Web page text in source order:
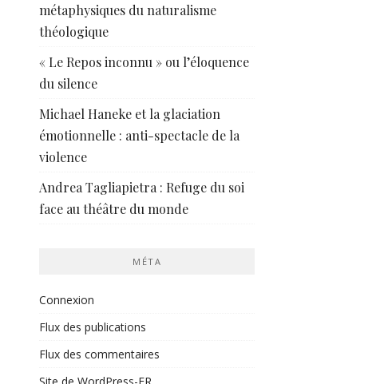
métaphysiques du naturalisme
théologique
« Le Repos inconnu » ou l’éloquence
du silence
Michael Haneke et la glaciation
émotionnelle : anti-spectacle de la
violence
Andrea Tagliapietra : Refuge du soi
face au théâtre du monde
MÉTA
Connexion
Flux des publications
Flux des commentaires
Site de WordPress-FR